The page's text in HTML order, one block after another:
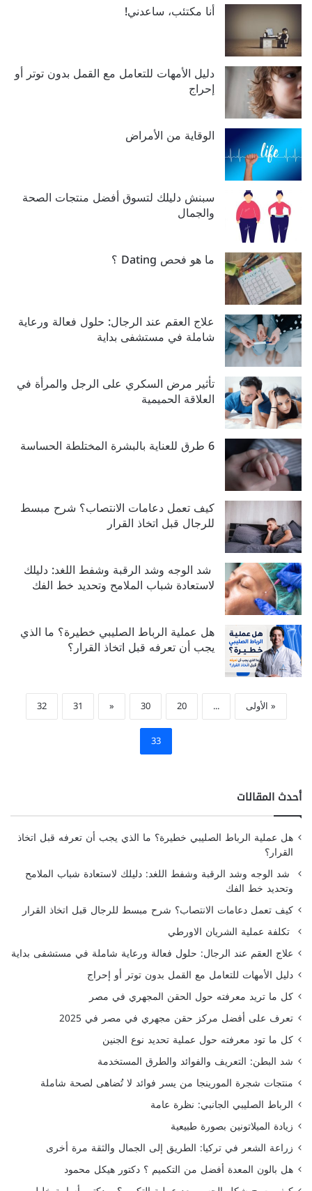
أنا مكتئب، ساعدني!
دليل الأمهات للتعامل مع القمل بدون توتر أو
إحراج
الوقاية من الأمراض
سبنش دليلك لتسوق أفضل منتجات الصحة
والجمال
ما هو فحص Dating ؟
علاج العقم عند الرجال: حلول فعالة ورعاية
شاملة في مستشفى بداية
تأثير مرض السكري على الرجل والمرأة في
العلاقة الحميمية
6 طرق للعناية بالبشرة المختلطة الحساسة
كيف تعمل دعامات الانتصاب؟ شرح مبسط
للرجال قبل اتخاذ القرار
شد الوجه وشد الرقبة وشفط اللغد: دليلك
لاستعادة شباب الملامح وتحديد خط الفك
هل عملية الرباط الصليبي خطيرة؟ ما الذي
يجب أن تعرفه قبل اتخاذ القرار؟
« الأولى ...
20
30
«
31
32
33
أحدث المقالات
هل عملية الرباط الصليبي خطيرة؟ ما الذي يجب أن تعرفه قبل اتخاذ
القرار؟
شد الوجه وشد الرقبة وشفط اللغد: دليلك لاستعادة شباب الملامح
وتحديد خط الفك
كيف تعمل دعامات الانتصاب؟ شرح مبسط للرجال قبل اتخاذ القرار
تكلفة عملية الشريان الاورطي
علاج العقم عند الرجال: حلول فعالة ورعاية شاملة في مستشفى بداية
دليل الأمهات للتعامل مع القمل بدون توتر أو إحراج
كل ما تريد معرفته حول الحقن المجهري في مصر
تعرف على أفضل مركز حقن مجهري في مصر في 2025
كل ما تود معرفته حول عملية تحديد نوع الجنين
شد البطن: التعريف والفوائد والطرق المستخدمة
منتجات شجرة المورينجا من يسر فوائد لا تُضاهى لصحة شاملة
الرباط الصليبي الجانبي: نظرة عامة
زيادة الميلاتونين بصورة طبيعية
زراعة الشعر في تركيا: الطريق إلى الجمال والثقة مرة أخرى
هل بالون المعدة أفضل من التكميم ؟ دكتور هيكل محمود